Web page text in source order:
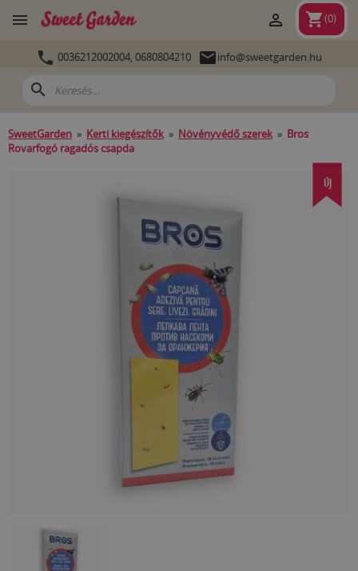
 shopping_cart(0)

 0036212002004, 0680804210 info@sweetgarden.hu
search
SweetGarden » Kerti kiegészítők » Növényvédő szerek » Bros
Rovarfogó ragadós csapda
ÚJ